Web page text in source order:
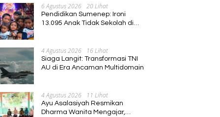
6 Agustus 2026 20 Lihat
Pendidikan Sumenep: Ironi
13.095 Anak Tidak Sekolah di
4 Agustus 2026 16 Lihat
Siaga Langit: Transformasi TNI
AU di Era Ancaman Multidomain
4 Agustus 2026 11 Lihat
Ayu Asalasiyah Resmikan
Dharma Wanita Mengajar,